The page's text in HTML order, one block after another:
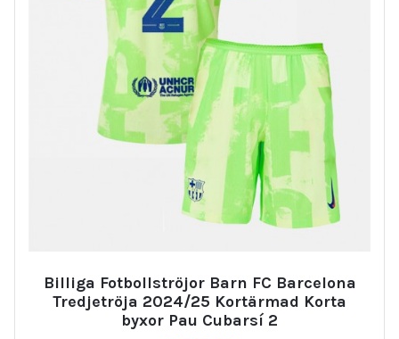
Billiga Fotbollströjor Barn FC Barcelona
Tredjetröja 2024/25 Kortärmad Korta
byxor Pau Cubarsí 2